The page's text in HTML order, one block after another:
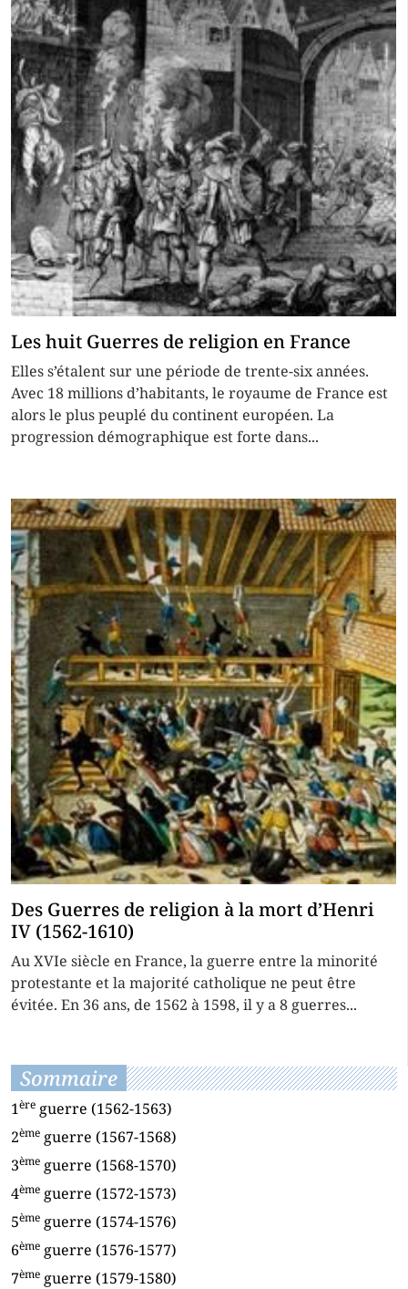
Les huit Guerres de religion en France
Elles s’étalent sur une période de trente-six années.
Avec 18 millions d’habitants, le royaume de France est
alors le plus peuplé du continent européen. La
progression démographique est forte dans...
Des Guerres de religion à la mort d’Henri
IV (1562-1610)
Au XVIe siècle en France, la guerre entre la minorité
protestante et la majorité catholique ne peut être
évitée. En 36 ans, de 1562 à 1598, il y a 8 guerres...
Sommaire
1ère guerre (1562-1563)
2ème guerre (1567-1568)
3ème guerre (1568-1570)
4ème guerre (1572-1573)
5ème guerre (1574-1576)
6ème guerre (1576-1577)
7ème guerre (1579-1580)